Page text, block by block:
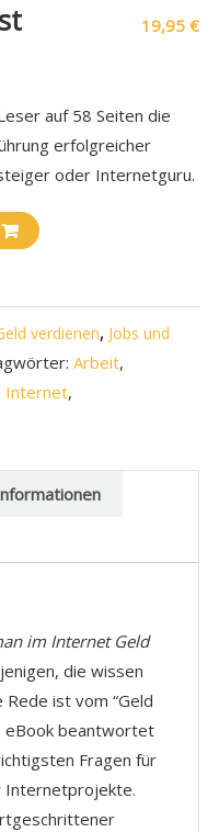
19,95€
auf 58 Seiten die
erfolgreicher
oder Internetguru.
verdienen, Jobs und
Arbeit,
Internet,
im Internet Geld
die wissen
ist vom “Geld
eBook beantwortet
Fragen für
Internetprojekte.